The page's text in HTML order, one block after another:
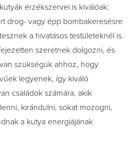
érzékszervei is kiválóak:
drog- vagy épp bombakeresésre
a hivatásos testületeknél is.
szeretnek dolgozni, és
szükségük ahhoz, hogy
legyenek, így kiváló
családok számára, akik
kirándulni, sokat mozogni,
a kutya energiájának